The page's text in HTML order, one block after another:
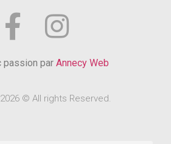
passion par Annecy Web
© All rights Reserved.